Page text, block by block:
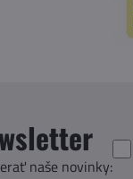
naše novinky: